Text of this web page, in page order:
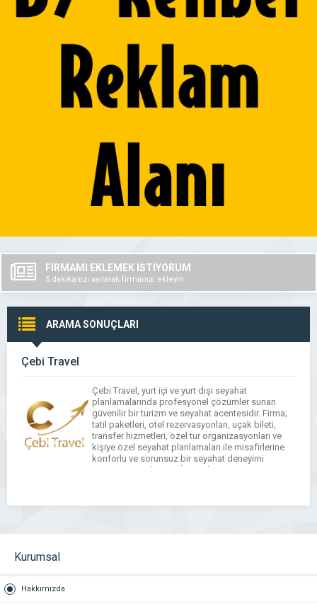
FİRMAMI EKLEMEK İSTİYORUM
5 dakikanızı ayırarak firmanızı ekleyin..
ARAMA SONUÇLARI
Çebi Travel
Çebi Travel, yurt içi ve yurt dışı seyahat
planlamalarında profesyonel çözümler sunan
güvenilir bir turizm ve seyahat acentesidir. Firma;
tatil paketleri, otel rezervasyonları, uçak bileti,
transfer hizmetleri, özel tur organizasyonları ve
kişiye özel seyahat planlamaları ile misafirlerine
konforlu ve sorunsuz bir seyahat deneyimi
sunmayı amaçlar. CEBİ Travel, müşteri
Kurumsal
Hakkımızda